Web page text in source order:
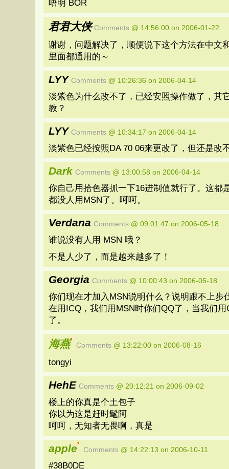
唔明 BOR
君君大侠 Comments @ 14:56:00 on 2006-01-22
谢谢，问题解决了，顺便说下这个方法在中文
里面都通用的～
LYY Comments @ 10:26:36 on 2006-04-14
淡紫色为什么改不了，已经安照操作做了，其
教？
LYY Comments @ 10:34:17 on 2006-04-14
淡紫色已经按照DA 70 06来更改了，但还是改
Dark Comments @ 13:00:58 on 2006-04-14
你自己用拾色器抓一下16进制值就行了。这都
都没人用MSN了。呵呵。
Verdana Comments @ 09:01:47 on 2006-05-18
谁说没有人用 MSN 哦？
不是人少了，而是越来越多了！
Georgia Comments @ 10:00:43 on 2006-05-18
你们现在才加入MSN说明什么？说明跟不上步
在用ICQ，我们用MSN时你们QQ了，当我们
了。
海燕 Comments @ 13:22:00 on 2006-08-16
tongyi
HehE Comments @ 20:12:21 on 2006-09-02
楼上的你真是个土包子
你以为这是赶时髦阿
呵呵，无知者无畏啊，真是
apple Comments @ 14:22:13 on 2006-10-11
#38B0DE